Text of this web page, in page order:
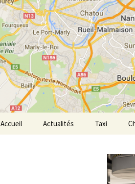
Accueil Actualités Taxi